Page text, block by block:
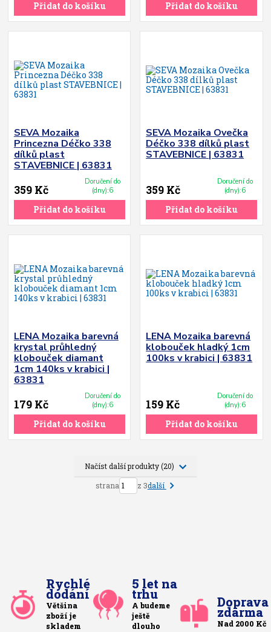
Přidat do košíku Přidat do košíku
SEVA Mozaika
Princezna Déčko 338
dílků plast
STAVEBNICE | 63831
359 Kč
Doručení do
(dny):6
Přidat do košíku
SEVA Mozaika Ovečka
Déčko 338 dílků plast
STAVEBNICE | 63831
359 Kč
Doručení do
(dny):6
Přidat do košíku
LENA Mozaika barevná
krystal průhledný
klobouček diamant
1cm 140ks v krabici |
63831
179 Kč
Doručení do
(dny):6
Přidat do košíku
LENA Mozaika barevná
klobouček hladký 1cm
100ks v krabici | 63831
159 Kč
Doručení do
(dny):6
Přidat do košíku
Načíst další produkty (20)
strana z 3další
Rychlé
dodání
Většina
zboží je
skladem
5 let na
trhu
A budeme
ještě
dlouho
Doprava
zdarma
Nad 2000 Kč